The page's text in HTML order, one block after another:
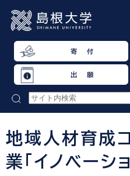
寄 付
出 願
地域人材育成
業「イノベーシ